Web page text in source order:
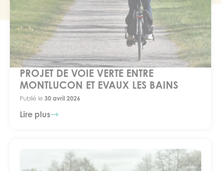
PROJET DE VOIE VERTE ENTRE
MONTLUCON ET EVAUX LES BAINS
Publié le 30 avril 2026
Lire plus